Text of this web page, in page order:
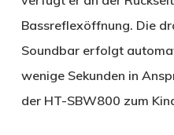
Bassreflexöffnung. Die
Soundbar erfolgt
wenige Sekunden in
der HT-SBW800 zum